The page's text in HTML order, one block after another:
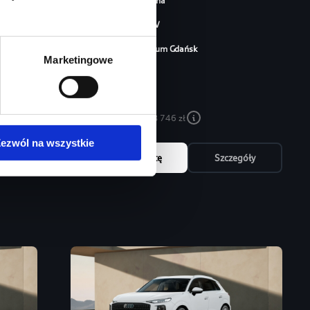
Marketingowe
na wszystkie
SUV
Audi Centrum Gdańsk
254 460 zł
213 746 zł
Najniższa cena:213 746 zł
Zapytaj o ofertę Szczegóły